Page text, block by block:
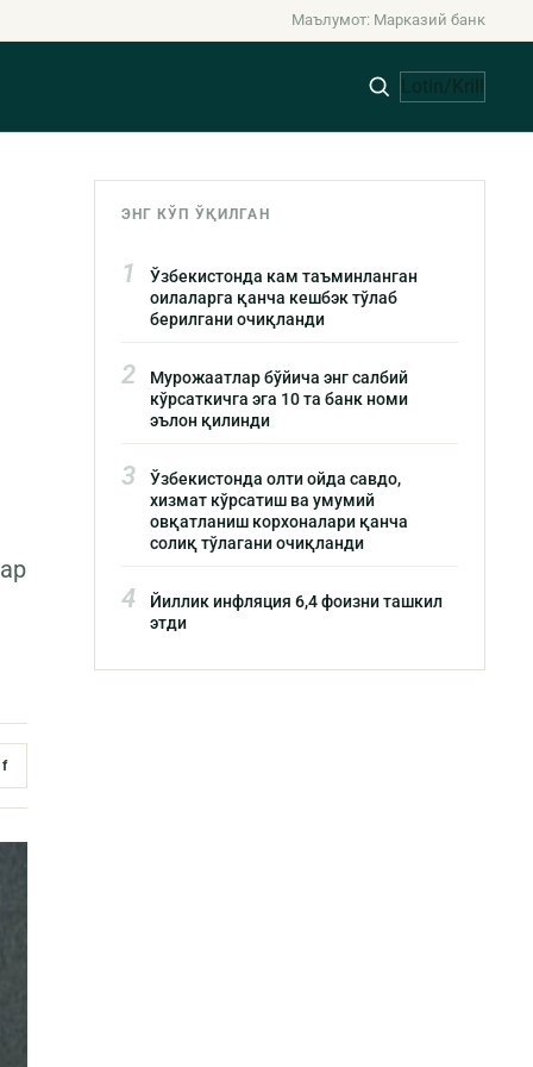
Маълумот: Марказий банк
Lotin/Krill
f
ЭНГ КЎП ЎҚИЛГАН
1
Ўзбекистонда кам таъминланган
оилаларга қанча кешбэк тўлаб
берилгани очиқланди
2
Мурожаатлар бўйича энг салбий
кўрсаткичга эга 10 та банк номи
эълон қилинди
3
Ўзбекистонда олти ойда савдо,
хизмат кўрсатиш ва умумий
овқатланиш корхоналари қанча
солиқ тўлагани очиқланди
4
Йиллик инфляция 6,4 фоизни ташкил
этди